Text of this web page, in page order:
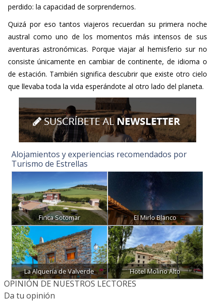
perdido: la capacidad de sorprendernos.
Quizá por eso tantos viajeros recuerdan su primera noche
austral como uno de los momentos más intensos de sus
aventuras astronómicas. Porque viajar al hemisferio sur no
consiste únicamente en cambiar de continente, de idioma o
de estación. También significa descubrir que existe otro cielo
que llevaba toda la vida esperándote al otro lado del planeta.
Alojamientos y experiencias recomendados por
Turismo de Estrellas
Finca Sotomar El Mirlo Blanco
La Alquería de Valverde Hotel Molino Alto
OPINIÓN DE NUESTROS LECTORES
Da tu opinión